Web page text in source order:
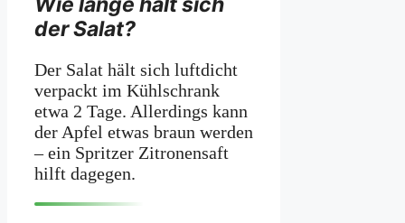
der Salat?
Der Salat hält sich luftdicht
verpackt im Kühlschrank
etwa 2 Tage. Allerdings kann
der Apfel etwas braun werden
– ein Spritzer Zitronensaft
hilft dagegen.